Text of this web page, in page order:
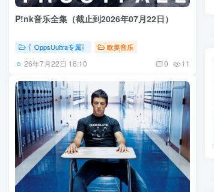
P!nk音乐全集（截止到2026年07月22日）
〖OppsUultra专属〗 欧美音乐
26年7月22日 16:10 0 11